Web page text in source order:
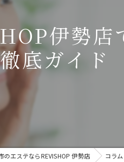
伊勢店
徹底ガイド
のエステならREVISHOP 伊勢店 コラム